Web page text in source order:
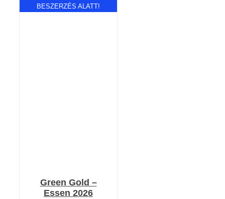
BESZERZÉS ALATT!
Green Gold –
Essen 2026